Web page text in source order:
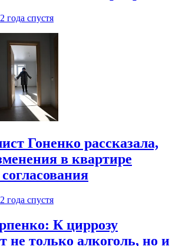
2 года спустя
Гоненко рассказала,
в квартире
2 года спустя
К циррозу
не только алкоголь, но и